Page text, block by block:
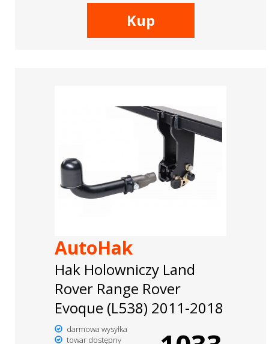
Kup
AutoHak
Hak Holowniczy Land
Rover Range Rover
Evoque (L538) 2011-2018
darmowa wysyłka
towar dostępny